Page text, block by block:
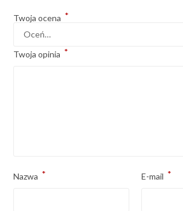
Twoja ocena *
Twoja opinia *
Nazwa * E-mail *